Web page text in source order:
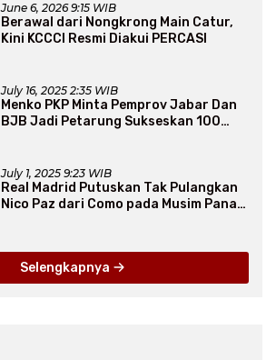
June 6, 2026 9:15 WIB
Berawal dari Nongkrong Main Catur,
Kini KCCCI Resmi Diakui PERCASI
July 16, 2025 2:35 WIB
Menko PKP Minta Pemprov Jabar Dan
BJB Jadi Petarung Sukseskan 100
July 1, 2025 9:23 WIB
Real Madrid Putuskan Tak Pulangkan
Nico Paz dari Como pada Musim Panas
Selengkapnya